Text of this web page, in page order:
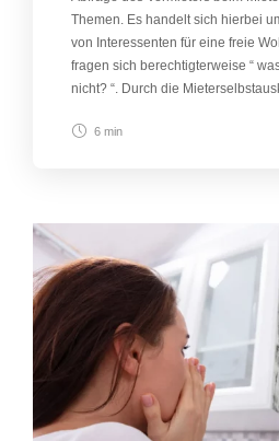
Themen. Es handelt sich hierbei
von Interessenten für eine freie
fragen sich berechtigterweise “
nicht? “. Durch die
6 min